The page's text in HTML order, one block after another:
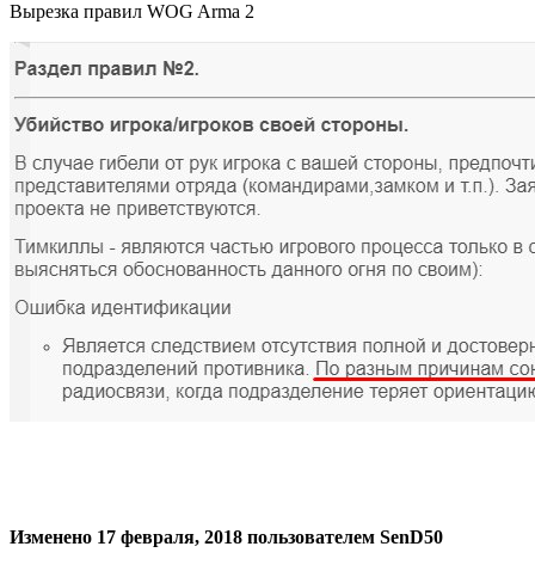
Вырезка правил WOG Arma 2
Изменено 17 февраля, 2018 пользователем SenD50